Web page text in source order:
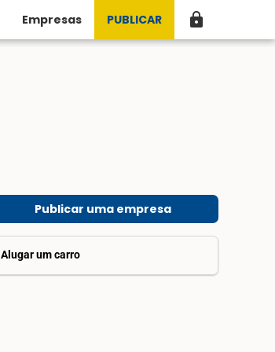
Empresas PUBLICAR lock
Publicar uma empresa
Alugar um carro